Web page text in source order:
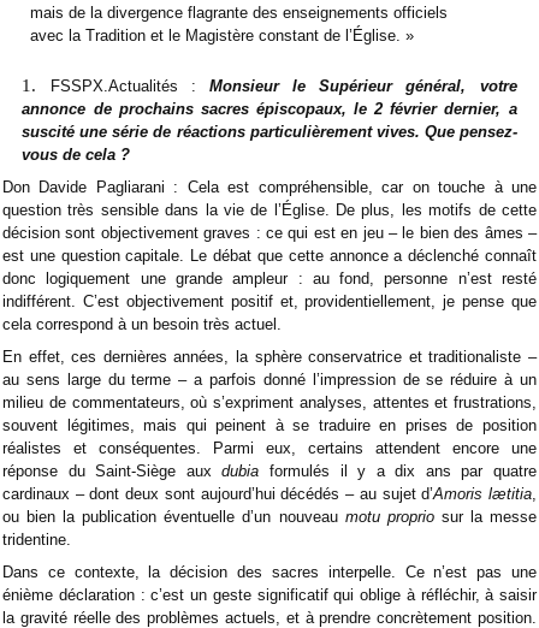
mais de la divergence flagrante des enseignements officiels
avec la Tradition et le Magistère constant de l’Église. »
FSSPX.Actualités : Monsieur leSupérieurgénéral, votre
annonce de prochains sacres épiscopaux, le 2 février dernier, a
suscité une série de réactions particulièrement vives. Que pensez-
vous de cela ?
Don Davide Pagliarani : Cela est compréhensible, car on touche à une
question très sensible dans la vie de l’Église. De plus, les motifs de cette
décision sont objectivement graves : ce qui est en jeu – le bien des âmes –
est une question capitale. Le débat que cette annonce a déclenché connaît
donc logiquement une grande ampleur : au fond, personne n’est resté
indifférent. C’est objectivement positif et, providentiellement, je pense que
cela correspond à un besoin très actuel.
En effet, ces dernières années, la sphère conservatrice et traditionaliste –
au sens large du terme – a parfois donné l’impression de se réduire à un
milieu de commentateurs, où s’expriment analyses, attentes et frustrations,
souvent légitimes, mais qui peinent à se traduire en prises de position
réalistes et conséquentes. Parmi eux, certains attendent encore une
réponse du Saint-Siège auxdubia formulés il y a dix ans par quatre
cardinaux – dont deux sont aujourd’hui décédés – au sujet d’Amoris lætitia
ou bien la publication éventuelle d’un nouveau motu propriosur la messe
tridentine.
Dans ce contexte, la décision des sacres interpelle. Ce n’est pas une
énième déclaration : c’est un geste significatif qui oblige à réfléchir, à saisir
la gravité réelle des problèmes actuels, et à prendre concrètement position.